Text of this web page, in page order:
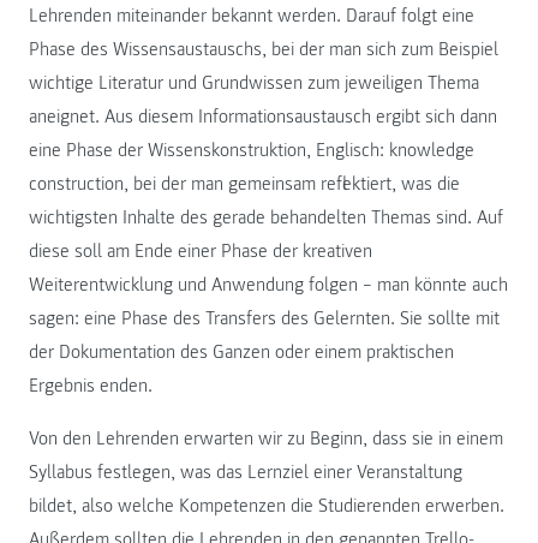
Lehrenden miteinander bekannt werden. Darauf folgt eine
Phase des Wissensaustauschs, bei der man sich zum Beispiel
wichtige Literatur und Grundwissen zum jeweiligen Thema
aneignet. Aus diesem Informationsaustausch ergibt sich dann
eine Phase der Wissenskonstruktion, Englisch: knowledge
construction, bei der man gemeinsam reflektiert, was die
wichtigsten Inhalte des gerade behandelten Themas sind. Auf
diese soll am Ende einer Phase der kreativen
Weiterentwicklung und Anwendung folgen – man könnte auch
sagen: eine Phase des Transfers des Gelernten. Sie sollte mit
der Dokumentation des Ganzen oder einem praktischen
Ergebnis enden.
Von den Lehrenden erwarten wir zu Beginn, dass sie in einem
Syllabus festlegen, was das Lernziel einer Veranstaltung
bildet, also welche Kompetenzen die Studierenden erwerben.